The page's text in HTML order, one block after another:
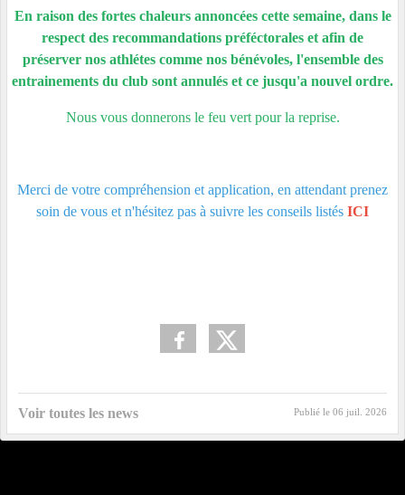
En raison des fortes chaleurs annoncées cette semaine, dans le
respect des recommandations préféctorales et afin de
préserver nos athlétes comme nos bénévoles, l'ensemble des
entrainements du club sont annulés et ce jusqu'a nouvel ordre.
Nous vous donnerons le feu vert pour la reprise.
Merci de votre compréhension et application, en attendant prenez
soin de vous et n'hésitez pas à suivre les conseils listés ICI
Voir toutes les news Publié le 06 juil. 2026